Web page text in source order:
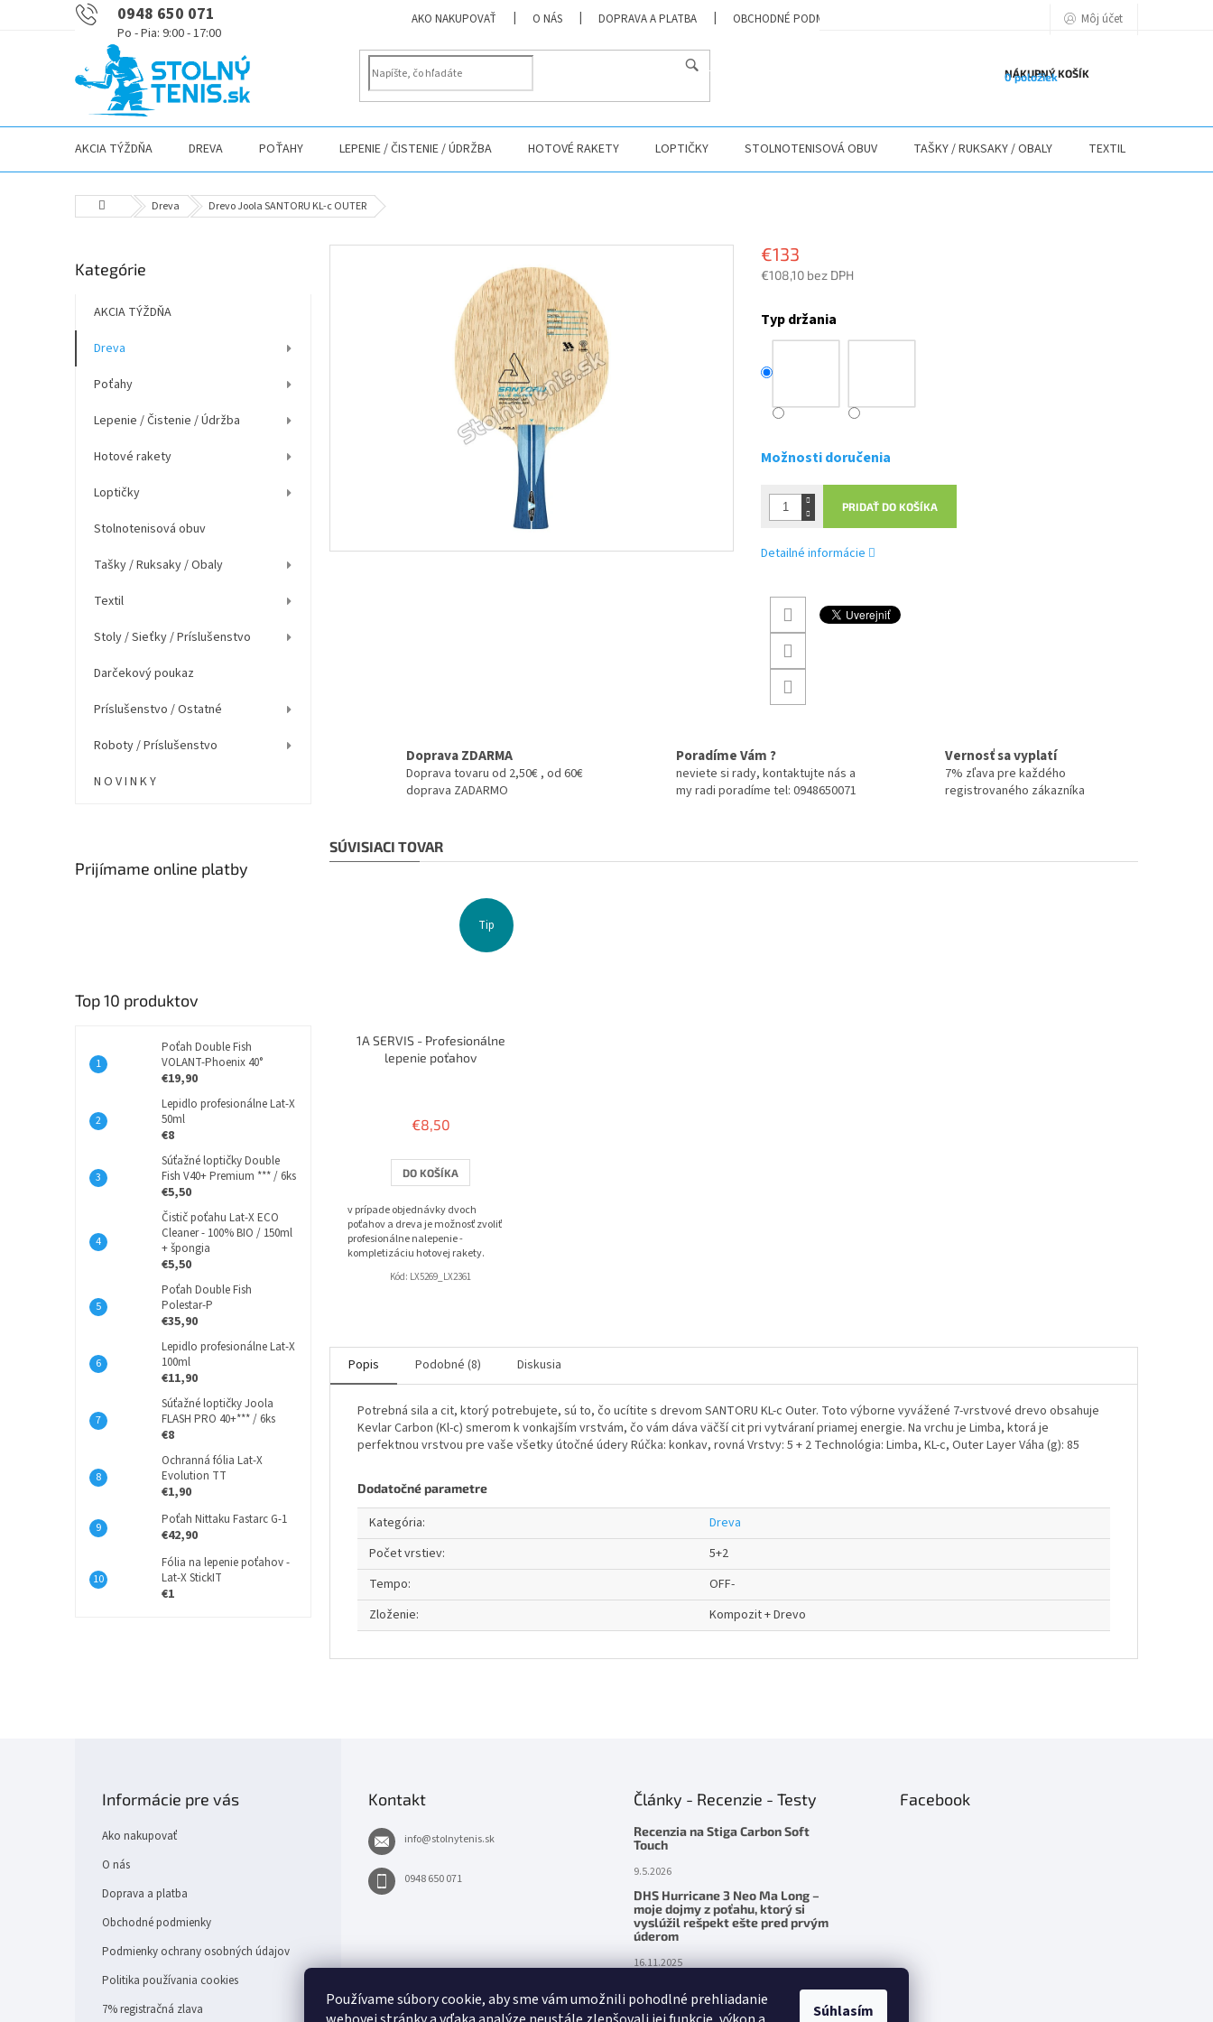
Používame súbory cookie, aby sme vám umožnili pohodlné prehliadanie
Súhlasím
0948 650 071 AKO NAKUPOVAŤ O NÁS DOPRAVA A PLATBA OBCHODNÉ PODMIENKY PODMIENKY OCHRANY OSOBNÝCH ÚDAJOVMôj účet
NÁKUPNÝ KOŠÍK
0 položiek
AKCIA TÝŽDŇA DREVA POŤAHY LEPENIE / ČISTENIE / ÚDRŽBA HOTOVÉ RAKETY LOPTIČKY STOLNOTENISOVÁ OBUV TAŠKY / RUKSAKY / OBALY TEXTIL
DomovDreva Drevo Joola SANTORU KL-c OUTER
o
ý
a
Preskočiť
Kategórie
AKCIA TÝŽDŇA
Dreva
Poťahy
Lepenie / Čistenie / Údržba
Hotové rakety
Loptičky
Stolnotenisová obuv
Tašky / Ruksaky / Obaly
Textil
Stoly / Sieťky / Príslušenstvo
Darčekový poukaz
Príslušenstvo / Ostatné
Roboty / Príslušenstvo
N O V I N K Y
Prijímame online platby
Top 10 produktov
Poťah Double Fish
VOLANT-Phoenix 40°
€19,90
Lepidlo profesionálne Lat-X
50ml
€8
Súťažné loptičky Double
Fish V40+ Premium *** / 6ks
€5,50
Čistič poťahu Lat-X ECO
Cleaner - 100% BIO / 150ml
+ špongia
€5,50
Poťah Double Fish
Polestar-P
€35,90
Lepidlo profesionálne Lat-X
100ml
€11,90
Súťažné loptičky Joola
FLASH PRO 40+*** / 6ks
€8
Ochranná fólia Lat-X
Evolution TT
€1,90
Poťah Nittaku Fastarc G-1
€42,90
Fólia na lepenie poťahov -
Lat-X StickIT
€1
€133
€108,10 bez DPH
cena:
Typ držania
Možnosti doručenia
PRIDAŤ DO KOŠÍKA
Detailné informácie
Doprava ZDARMA
Doprava tovaru od 2,50€ , od 60€
doprava ZADARMO
Poradíme Vám ?
neviete si rady, kontaktujte nás a
my radi poradíme tel: 0948650071
Vernosť sa vyplatí
7% zľava pre každého
registrovaného zákazníka
SÚVISIACI TOVAR
Tip
1A SERVIS - Profesionálne
lepenie poťahov
produktu
je
z
5
hviezdičiek.
€8,50
DO KOŠÍKA
v prípade objednávky dvoch
poťahov a dreva je možnosť zvoliť
profesionálne nalepenie -
kompletizáciu hotovej rakety.
Kód: LX5269_LX2361
Popis Podobné (8) Diskusia
Potrebná sila a cit, ktorý potrebujete, sú to, čo ucítite s drevom SANTORU KL-c Outer. Toto výborne vyvážené 7-vrstvové drevo obsahuje
Kevlar Carbon (Kl-c) smerom k vonkajším vrstvám, čo vám dáva väčší cit pri vytváraní priamej energie. Na vrchu je Limba, ktorá je
perfektnou vrstvou pre vaše všetky útočné údery Rúčka: konkav, rovná Vrstvy: 5 + 2 Technológia: Limba, KL-c, Outer Layer Váha (g): 85
Dodatočné parametre
Kategória:
Dreva
Počet vrstiev:
5+2
Tempo:
OFF-
Zloženie: Kompozit + Drevo
Informácie pre vás
Ako nakupovať
O nás
Doprava a platba
Obchodné podmienky
Podmienky ochrany osobných údajov
Politika používania cookies
7% registračná zlava
Kontakt
info@stolnytenis.sk
0948 650 071
Články - Recenzie - Testy
Recenzia na Stiga Carbon Soft
Touch
9.5.2026
DHS Hurricane 3 Neo Ma Long –
moje dojmy z poťahu, ktorý si
vyslúžil rešpekt ešte pred prvým
úderom
16.11.2025
Palatinus Handmade ZENITH ZC 5.7
– precítená sila v ruke
Facebook